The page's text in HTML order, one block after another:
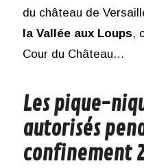
du château de
la Vallée aux Loups,
Cour du Château…
Les pique-
autorisés
confinement